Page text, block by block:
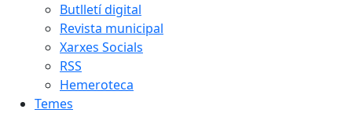
Butlletí digital
Revista municipal
Xarxes Socials
RSS
Hemeroteca
Temes